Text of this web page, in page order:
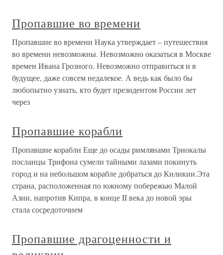
Пропавшие во времени
Пропавшие во времени Наука утверждает – путешествия
во времени невозможны. Невозможно оказаться в Москве
времен Ивана Грозного. Невозможно отправиться и в
будущее, даже совсем недалекое. А ведь как было бы
любопытно узнать, кто будет президентом России лет
через
Пропавшие корабли
Пропавшие корабли Еще до осады римлянами Триокалы
посланцы Трифона сумели тайными лазами покинуть
город и на небольшом корабле добраться до Киликии.Эта
страна, расположенная по южному побережью Малой
Азии, напротив Кипра, в конце II века до новой эры
стала сосредоточием
Пропавшие драгоценности и